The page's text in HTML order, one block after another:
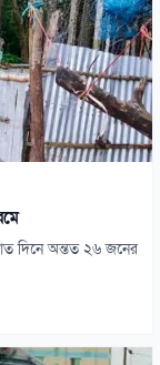
দিনে অন্তত ২৬ জনের